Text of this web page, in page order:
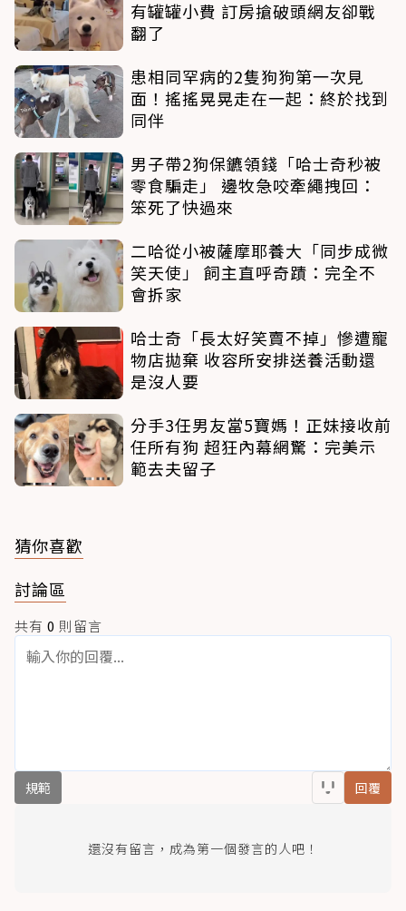
有罐罐小費 訂房搶破頭網友卻戰
翻了
患相同罕病的2隻狗狗第一次見
面！搖搖晃晃走在一起：終於找到
同伴
男子帶2狗保鑣領錢「哈士奇秒被
零食騙走」 邊牧急咬牽繩拽回：
笨死了快過來
二哈從小被薩摩耶養大「同步成微
笑天使」 飼主直呼奇蹟：完全不
會拆家
哈士奇「長太好笑賣不掉」慘遭寵
物店拋棄 收容所安排送養活動還
是沒人要
分手3任男友當5寶媽！正妹接收前
任所有狗 超狂內幕網驚：完美示
範去夫留子
猜你喜歡
討論區
共有 0 則留言
規範 回覆
還沒有留言，成為第一個發言的人吧！